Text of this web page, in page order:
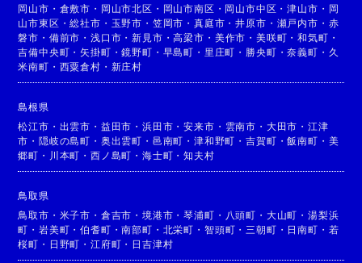
岡山市 ・ 倉敷市 ・ 岡山市北区 ・ 岡山市南区 ・ 岡山市中区 ・津山市 ・ 岡
山市東区 ・総社市 ・ 玉野市 ・ 笠岡市 ・真庭市 ・井原市 ・ 瀬戸内市 ・ 赤
磐市 ・ 備前市 ・浅口市 ・新見市 ・高梁市 ・ 美作市 ・ 美咲町 ・和気町 ・
吉備中央町 ・矢掛町 ・鏡野町 ・ 早島町 ・ 里庄町 ・ 勝央町 ・奈義町 ・ 久
米南町 ・ 西粟倉村 ・ 新庄村
島根県
松江市 ・ 出雲市 ・ 益田市 ・浜田市 ・安来市 ・ 雲南市 ・ 大田市 ・ 江津
市 ・隠岐の島町 ・ 奥出雲町 ・ 邑南町 ・津和野町 ・吉賀町 ・飯南町 ・ 美
郷町 ・ 川本町 ・西ノ島町 ・海士町 ・知夫村
鳥取県
鳥取市 ・ 米子市 ・ 倉吉市 ・境港市 ・琴浦町 ・ 八頭町 ・ 大山町 ・ 湯梨浜
町 ・岩美町 ・伯耆町 ・南部町 ・ 北栄町 ・ 智頭町 ・ 三朝町 ・ 日南町 ・ 若
桜町 ・ 日野町 ・江府町 ・ 日吉津村